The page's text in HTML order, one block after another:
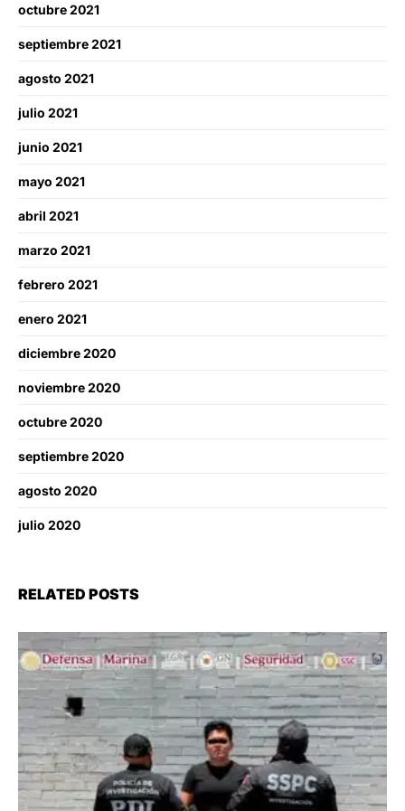
octubre 2021
septiembre 2021
agosto 2021
julio 2021
junio 2021
mayo 2021
abril 2021
marzo 2021
febrero 2021
enero 2021
diciembre 2020
noviembre 2020
octubre 2020
septiembre 2020
agosto 2020
julio 2020
RELATED POSTS